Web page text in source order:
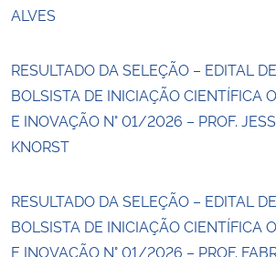
ALVES
RESULTADO DA SELEÇÃO – EDITAL
BOLSISTA DE INICIAÇÃO CIENTÍFICA
E INOVAÇÃO N° 01/2026 – PROF.
KNORST
RESULTADO DA SELEÇÃO – EDITAL
BOLSISTA DE INICIAÇÃO CIENTÍFICA
E INOVAÇÃO N° 01/2026 – PROF.